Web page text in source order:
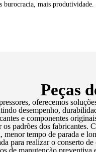
burocracia, mais produtividade.
Peças
oferecemos
desempenho,
e componentes
os padrões dos fabricantes.
menor tempo de parada e
para realizar o conserto
de manutenção